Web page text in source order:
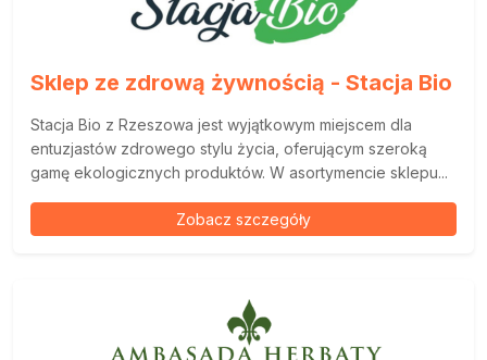
Sklep ze zdrową żywnością - Stacja Bio
Stacja Bio z Rzeszowa jest wyjątkowym miejscem dla
entuzjastów zdrowego stylu życia, oferującym szeroką
gamę ekologicznych produktów. W asortymencie sklepu...
Zobacz szczegóły